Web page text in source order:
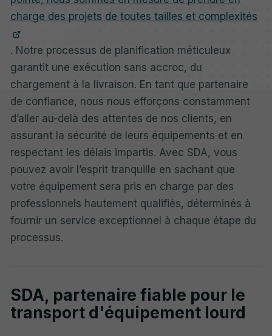
charge des projets de toutes tailles et complexités
. Notre processus de planification méticuleux
garantit une exécution sans accroc, du
chargement à la livraison. En tant que partenaire
de confiance, nous nous efforçons constamment
d’aller au-delà des attentes de nos clients, en
assurant la sécurité de leurs équipements et en
respectant les délais impartis. Avec SDA, vous
pouvez avoir l’esprit tranquille en sachant que
votre équipement sera pris en charge par des
professionnels hautement qualifiés, déterminés à
fournir un service exceptionnel à chaque étape du
processus.
SDA, partenaire fiable pour le
transport d'équipement lourd